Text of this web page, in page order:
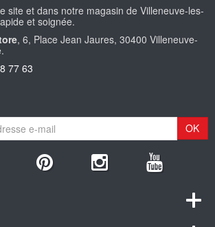
site et dans notre magasin de Villeneuve-les-
et soignée.
, 6, Place Jean Jaures, 30400 Villeneuve-
77 63
OK